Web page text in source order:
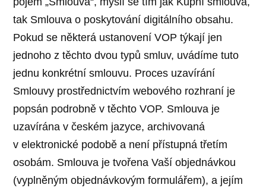
tak Smlouva o poskytování digitálního obsahu.
Pokud se některá ustanovení VOP týkají jen
jednoho z těchto dvou typů smluv, uvádíme tuto
jednu konkrétní smlouvu. Proces uzavírání
Smlouvy prostřednictvím webového rozhraní je
popsán podrobně v těchto VOP. Smlouva je
uzavírána v českém jazyce, archivovaná
v elektronické podobě a není přístupná třetím
osobám. Smlouva je tvořena Vaší objednávkou
(vyplněným objednávkovým formulářem), a jejím